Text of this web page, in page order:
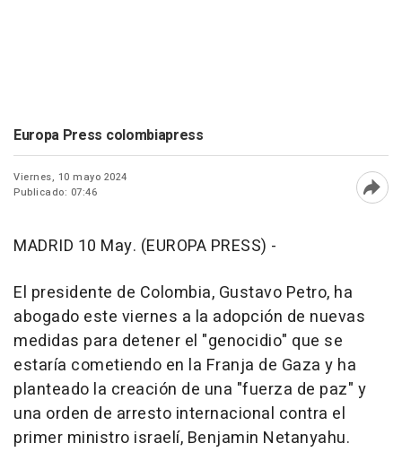
Europa Press colombiapress
Viernes, 10 mayo 2024
Publicado: 07:46
MADRID 10 May. (EUROPA PRESS) -
El presidente de Colombia, Gustavo Petro, ha
abogado este viernes a la adopción de nuevas
medidas para detener el "genocidio" que se
estaría cometiendo en la Franja de Gaza y ha
planteado la creación de una "fuerza de paz" y
una orden de arresto internacional contra el
primer ministro israelí, Benjamin Netanyahu.